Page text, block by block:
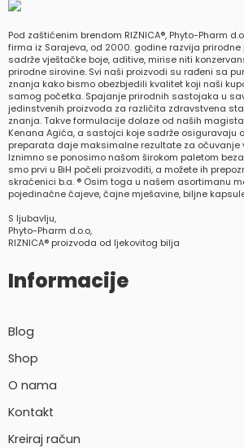
Pod zaštićenim brendom RIZNICA®, Phyto-Pharm
firma iz Sarajeva, od 2000. godine razvija prirodne
sadrže vještačke boje, aditive, mirise niti
prirodne sirovine. Svi naši proizvodi su rađeni sa
znanja kako bismo obezbjedili kvalitet koji naši
samog početka. Spajanje prirodnih sastojaka u
jedinstvenih proizvoda za različita zdravstvena
znanja. Takve formulacije dolaze od naših
Kenana Agića, a sastojci koje sadrže osiguravaju
preparata daje maksimalne rezultate za očuvanje
Iznimno se ponosimo našom širokom paletom
smo prvi u BiH počeli proizvoditi, a možete ih
skraćenici b.a. ® Osim toga u našem asortimanu
pojedinačne čajeve, čajne mješavine, biljne
S ljubavlju,
Phyto-Pharm d.o.o,
RIZNICA® proizvoda od ljekovitog bilja
Informacije
Blog
Shop
O nama
Kontakt
Kreiraj račun